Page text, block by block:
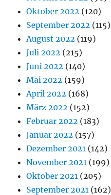
Oktober 2022 (120)
September 2022 (115)
August 2022 (119)
Juli 2022 (215)
Juni 2022 (140)
Mai 2022 (159)
April 2022 (168)
März 2022 (152)
Februar 2022 (183)
Januar 2022 (157)
Dezember 2021 (142)
November 2021 (199)
Oktober 2021 (205)
September 2021 (162)